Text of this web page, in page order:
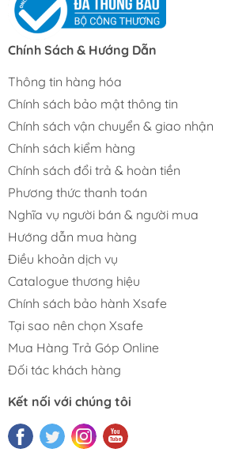
Chính Sách & Hướng Dẫn
Thông tin hàng hóa
Chính sách bảo mật thông tin
Chính sách vận chuyển & giao nhận
Chính sách kiểm hàng
Chính sách đổi trả & hoàn tiền
Phương thức thanh toán
Nghĩa vụ người bán & người mua
Hướng dẫn mua hàng
Điều khoản dịch vụ
Catalogue thương hiệu
Chính sách bảo hành Xsafe
Tại sao nên chọn Xsafe
Mua Hàng Trả Góp Online
Đối tác khách hàng
Kết nối với chúng tôi